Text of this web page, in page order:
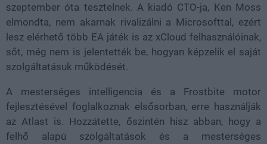
szeptember óta tesztelnek. A kiadó CTO-ja, Ken Moss
elmondta, nem akarnak rivalizálni a Microsofttal, ezért
lesz elérhető több EA játék is az xCloud felhasználóinak,
sőt, még nem is jelentették be, hogyan képzelik el saját
szolgáltatásuk működését.
A mesterséges intelligencia és a Frostbite motor
fejlesztésével foglalkoznak elsősorban, erre használják
az Atlast is. Hozzátette, őszintén hisz abban, hogy a
felhő alapú szolgáltatások és a mesterséges